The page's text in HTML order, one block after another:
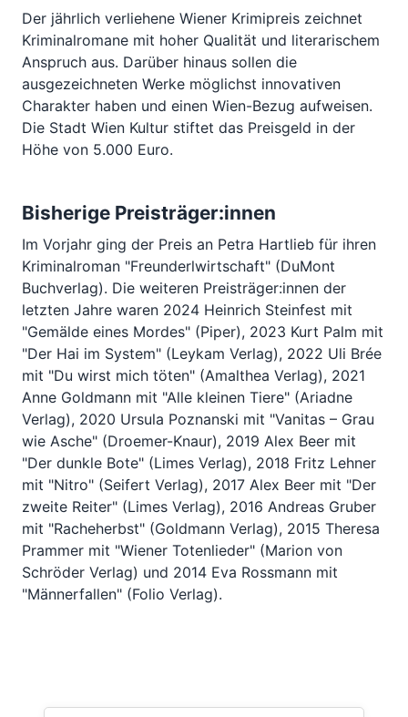
Der jährlich verliehene Wiener Krimipreis zeichnet
Kriminalromane mit hoher Qualität und literarischem
Anspruch aus. Darüber hinaus sollen die
ausgezeichneten Werke möglichst innovativen
Charakter haben und einen Wien-Bezug aufweisen.
Die Stadt Wien Kultur stiftet das Preisgeld in der
Höhe von 5.000 Euro.
Bisherige Preisträger:innen
Im Vorjahr ging der Preis an Petra Hartlieb für ihren
Kriminalroman "Freunderlwirtschaft" (DuMont
Buchverlag). Die weiteren Preisträger:innen der
letzten Jahre waren 2024 Heinrich Steinfest mit
"Gemälde eines Mordes" (Piper), 2023 Kurt Palm mit
"Der Hai im System" (Leykam Verlag), 2022 Uli Brée
mit "Du wirst mich töten" (Amalthea Verlag), 2021
Anne Goldmann mit "Alle kleinen Tiere" (Ariadne
Verlag), 2020 Ursula Poznanski mit "Vanitas – Grau
wie Asche" (Droemer-Knaur), 2019 Alex Beer mit
"Der dunkle Bote" (Limes Verlag), 2018 Fritz Lehner
mit "Nitro" (Seifert Verlag), 2017 Alex Beer mit "Der
zweite Reiter" (Limes Verlag), 2016 Andreas Gruber
mit "Racheherbst" (Goldmann Verlag), 2015 Theresa
Prammer mit "Wiener Totenlieder" (Marion von
Schröder Verlag) und 2014 Eva Rossmann mit
"Männerfallen" (Folio Verlag).